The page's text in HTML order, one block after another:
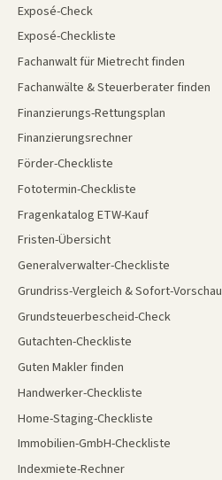
Exposé-Check
Exposé-Checkliste
Fachanwalt für Mietrecht finden
Fachanwälte & Steuerberater finden
Finanzierungs-Rettungsplan
Finanzierungsrechner
Förder-Checkliste
Fototermin-Checkliste
Fragenkatalog ETW-Kauf
Fristen-Übersicht
Generalverwalter-Checkliste
Grundriss-Vergleich & Sofort-Vorschau
Grundsteuerbescheid-Check
Gutachten-Checkliste
Guten Makler finden
Handwerker-Checkliste
Home-Staging-Checkliste
Immobilien-GmbH-Checkliste
Indexmiete-Rechner